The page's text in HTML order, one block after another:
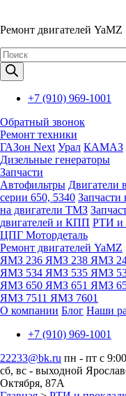
Ремонт двигателей YaMZ
Поиск
товаров
+7 (910) 969-1001
Обратный звонок
Ремонт техники
ГАЗон Next Урал КАМАЗ
Дизельные генераторы
Запчасти
Автофильтры Двигатели
серии 650, 5340 Запчасти
на двигатели ТМЗ
двигателей и КПП РТИ и
ЦПГ Мотордеталь
Ремонт двигателей YaMZ
ЯМЗ 236 ЯМЗ 238 ЯМЗ
ЯМЗ 534 ЯМЗ 535 ЯМЗ
ЯМЗ 650 ЯМЗ 651 ЯМЗ
ЯМЗ 7511 ЯМЗ 7601
О компании Блог Наши
+7 (910) 969-1001
22233@bk.ru пн - пт с
сб, вс - выходной
Октября, 87А